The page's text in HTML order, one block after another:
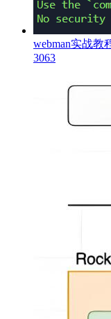
webman实战教
3063